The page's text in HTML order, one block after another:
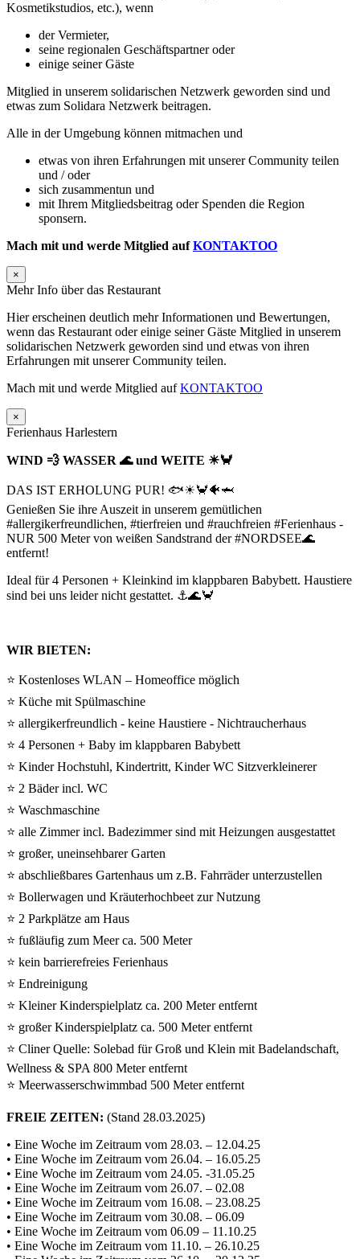
Kosmetikstudios, etc.), wenn
der Vermieter,
seine regionalen Geschäftspartner oder
einige seiner Gäste
Mitglied in unserem solidarischen Netzwerk geworden sind und
etwas zum Solidara Netzwerk beitragen.
Alle in der Umgebung können mitmachen und
etwas von ihren Erfahrungen mit unserer Community teilen
und / oder
sich zusammentun und
mit Ihrem Mitgliedsbeitrag oder Spenden die Region
sponsern.
Mach mit und werde Mitglied aufKONTAKTOO
×
Mehr Info über das Restaurant
Hier erscheinen deutlich mehr Informationen und Bewertungen,
wenn das Restaurant oder einige seiner Gäste Mitglied in unserem
solidarischen Netzwerk geworden sind und etwas von ihren
Erfahrungen mit unserer Community teilen.
Mach mit und werde Mitglied aufKONTAKTOO
×
Ferienhaus Harlestern
WIND 💨 WASSER 🌊 und WEITE ☀🦀
DAS IST ERHOLUNG PUR! 🐟☀🦀🐠🦈
Genießen Sie ihre Auszeit in unserem gemütlichen
#allergikerfreundlichen, #tierfreien und #rauchfreien #Ferienhaus -
NUR 500 Meter von weißen Sandstrand der #NORDSEE🌊
entfernt!
Ideal für 4 Personen + Kleinkind im klappbaren Babybett. Haustiere
sind bei uns leider nicht gestattet. ⚓🌊🦀
WIR BIETEN:
⭐ Kostenloses WLAN – Homeoffice möglich
⭐ Küche mit Spülmaschine
⭐ allergikerfreundlich - keine Haustiere - Nichtraucherhaus
⭐ 4 Personen + Baby im klappbaren Babybett
⭐ Kinder Hochstuhl, Kindertritt, Kinder WC Sitzverkleinerer
⭐ 2 Bäder incl. WC
⭐ Waschmaschine
⭐ alle Zimmer incl. Badezimmer sind mit Heizungen ausgestattet
⭐ großer, uneinsehbarer Garten
⭐ abschließbares Gartenhaus um z.B. Fahrräder unterzustellen
⭐ Bollerwagen und Kräuterhochbeet zur Nutzung
⭐ 2 Parkplätze am Haus
⭐ fußläufig zum Meer ca. 500 Meter
⭐ kein barrierefreies Ferienhaus
⭐ Endreinigung
⭐ Kleiner Kinderspielplatz ca. 200 Meter entfernt
⭐ großer Kinderspielplatz ca. 500 Meter entfernt
⭐ Cliner Quelle: Solebad für Groß und Klein mit Badelandschaft,
Wellness & SPA 800 Meter entfernt
⭐ Meerwasserschwimmbad 500 Meter entfernt
FREIE ZEITEN: (Stand 28.03.2025)
• Eine Woche im Zeitraum vom 28.03. – 12.04.25
• Eine Woche im Zeitraum vom 26.04. – 16.05.25
• Eine Woche im Zeitraum vom 24.05. -31.05.25
• Eine Woche im Zeitraum vom 26.07. – 02.08
• Eine Woche im Zeitraum vom 16.08. – 23.08.25
• Eine Woche im Zeitraum vom 30.08. – 06.09
• Eine Woche im Zeitraum vom 06.09 – 11.10.25
• Eine Woche im Zeitraum vom 11.10. – 26.10.25